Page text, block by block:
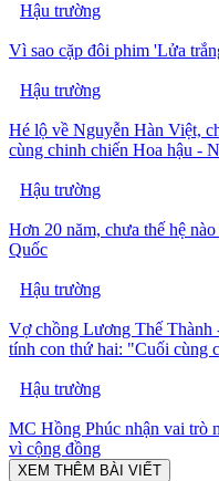
Hậu trường
Vì sao cặp đôi phim 'Lửa
Hậu trường
Hé lộ về Nguyễn Hàn Việt,
cùng chinh chiến Hoa hậu -
Hậu trường
Hơn 20 năm, chưa thế hệ
Quốc
Hậu trường
Vợ chồng Lương Thế Thành
tính con thứ hai: "Cuối cùng
Hậu trường
MC Hồng Phúc nhận vai trò
vì cộng đồng
XEM THÊM BÀI VIẾT